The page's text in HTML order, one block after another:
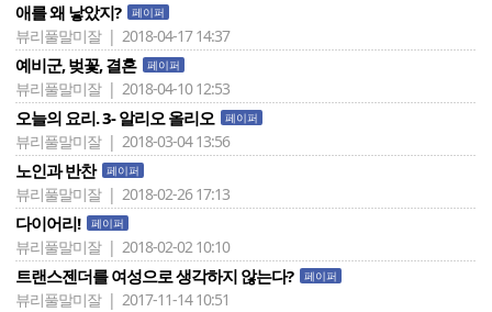
애를 왜 낳았지? 페이퍼
뷰리풀말미잘 | 2018-04-17 14:37
예비군, 벚꽃, 결혼 페이퍼
뷰리풀말미잘 | 2018-04-10 12:53
오늘의 요리. 3- 알리오 올리오 페이퍼
뷰리풀말미잘 | 2018-03-04 13:56
노인과 반찬 페이퍼
뷰리풀말미잘 | 2018-02-26 17:13
다이어리! 페이퍼
뷰리풀말미잘 | 2018-02-02 10:10
트랜스젠더를 여성으로 생각하지 않는다? 페이퍼
뷰리풀말미잘 | 2017-11-14 10:51